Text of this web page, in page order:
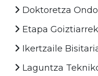
Doktoretza
Etapa
Ikertzaile
Laguntza